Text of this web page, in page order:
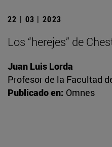
22 | 03 | 2023
Los “herejes” de
Juan Luis Lorda
Profesor de la Facultad
Publicado en: Omnes